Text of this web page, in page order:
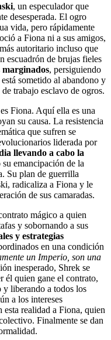
, un especulador que
desesperada. El ogro
vida, pero rápidamente
a Fiona ni a sus amigos,
autoritario incluso que
escuadrón de brujas fieles
marginados, persiguiendo
sometido al abandono y
trabajo esclavo de ogros.
Fiona. Aquí ella es una
su causa. La resistencia
que sufren se
liderada por
llevando a cabo la
emancipación de la
Su plan de guerrilla
radicaliza a Fiona y le
de sus camaradas.
mágico a quien
y sobornando a sus
y estrategias
en una condición
un Imperio, son una
inesperado, Shrek se
él quien gane el contrato,
y liberando a todos los
a los intereses
realidad a Fiona, quien
Finalmente se dan